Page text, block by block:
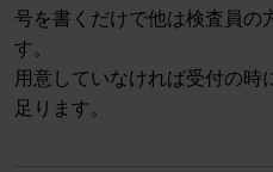
号を書くだけで他は検査員の
す。
用意していなければ受付の時
足ります。